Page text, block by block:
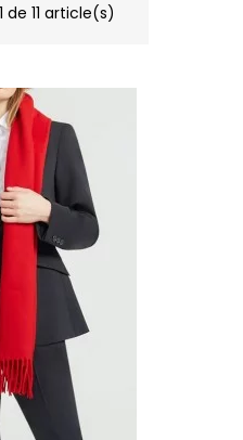
de 11 article(s)